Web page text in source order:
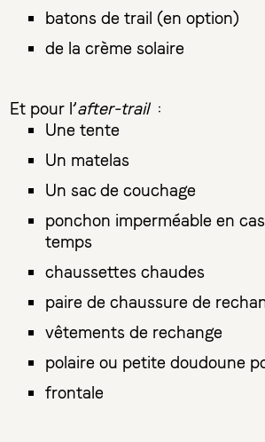
batons de trail (en option)
de la crème solaire
Et pour l’after-trail :
Une tente
Un matelas
Un sac de couchage
ponchon imperméable en
temps
chaussettes chaudes
paire de chaussure de
vêtements de rechange
polaire ou petite doudoune
frontale